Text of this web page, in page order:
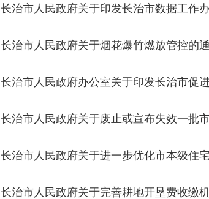
长治市人民政府关于印发长治市数据工作
长治市人民政府关于烟花爆竹燃放管控的
长治市人民政府办公室关于印发长治市促
长治市人民政府关于废止或宣布失效一批
长治市人民政府关于进一步优化市本级住
长治市人民政府关于完善耕地开垦费收缴